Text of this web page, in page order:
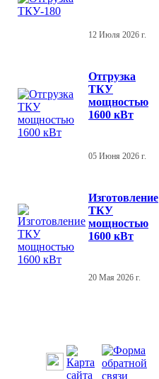
12 Июля 2026 г.
Отгрузка
ТКУ
мощностью
1600 кВт
05 Июня 2026 г.
Изготовление
ТКУ
мощностью
1600 кВт
20 Мая 2026 г.